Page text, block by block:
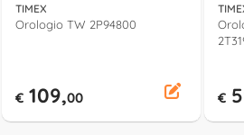
TIMEX
Orologio TW 2P94800
€ 109,00 €